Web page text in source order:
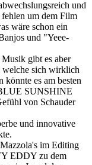
und
um dem Film
wäre schon ein
und "Yeee-
gibt es aber
welche sich wirklich
könnte es am besten
SUNSHINE
von Schauder
und innovative
im Editing
EDDY zu dem